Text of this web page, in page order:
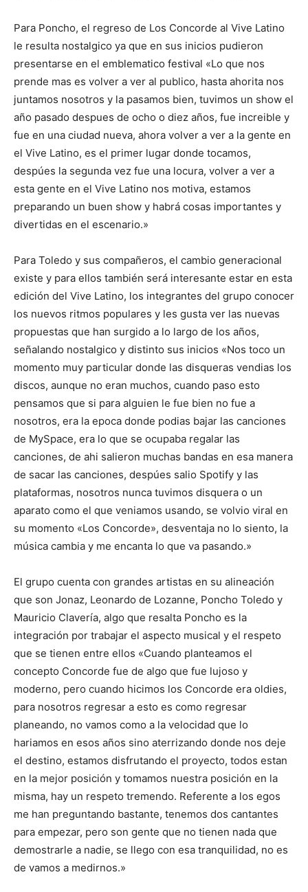
Para Poncho, el regreso de Los Concorde al Vive Latino
le resulta nostalgico ya que en sus inicios pudieron
presentarse en el emblematico festival «Lo que nos
prende mas es volver a ver al publico, hasta ahorita nos
juntamos nosotros y la pasamos bien, tuvimos un show el
año pasado despues de ocho o diez años, fue increible y
fue en una ciudad nueva, ahora volver a ver a la gente en
el Vive Latino, es el primer lugar donde tocamos,
despúes la segunda vez fue una locura, volver a ver a
esta gente en el Vive Latino nos motiva, estamos
preparando un buen show y habrá cosas importantes y
divertidas en el escenario.»
Para Toledo y sus compañeros, el cambio generacional
existe y para ellos también será interesante estar en esta
edición del Vive Latino, los integrantes del grupo conocer
los nuevos ritmos populares y les gusta ver las nuevas
propuestas que han surgido a lo largo de los años,
señalando nostalgico y distinto sus inicios «Nos toco un
momento muy particular donde las disqueras vendias los
discos, aunque no eran muchos, cuando paso esto
pensamos que si para alguien le fue bien no fue a
nosotros, era la epoca donde podias bajar las canciones
de MySpace, era lo que se ocupaba regalar las
canciones, de ahi salieron muchas bandas en esa manera
de sacar las canciones, despúes salio Spotify y las
plataformas, nosotros nunca tuvimos disquera o un
aparato como el que veniamos usando, se volvio viral en
su momento «Los Concorde», desventaja no lo siento, la
música cambia y me encanta lo que va pasando.»
El grupo cuenta con grandes artistas en su alineación
que son Jonaz, Leonardo de Lozanne, Poncho Toledo y
Mauricio Clavería, algo que resalta Poncho es la
integración por trabajar el aspecto musical y el respeto
que se tienen entre ellos «Cuando planteamos el
concepto Concorde fue de algo que fue lujoso y
moderno, pero cuando hicimos los Concorde era oldies,
para nosotros regresar a esto es como regresar
planeando, no vamos como a la velocidad que lo
hariamos en esos años sino aterrizando donde nos deje
el destino, estamos disfrutando el proyecto, todos estan
en la mejor posición y tomamos nuestra posición en la
misma, hay un respeto tremendo. Referente a los egos
me han preguntando bastante, tenemos dos cantantes
para empezar, pero son gente que no tienen nada que
demostrarle a nadie, se llego con esa tranquilidad, no es
de vamos a medirnos.»